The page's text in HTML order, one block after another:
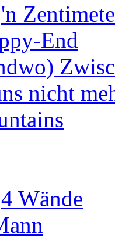
'n
End
nicht
4 Wände